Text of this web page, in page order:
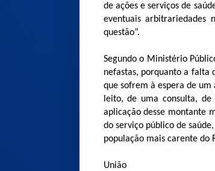
de ações e serviços de
eventuais arbitrariedades
questão”.
Segundo o Ministério
nefastas, porquanto a falta
que sofrem à espera de
leito, de uma consulta,
aplicação desse montante
do serviço público de
população mais carente do
União